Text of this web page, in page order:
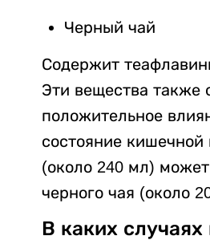
Черный чай
Содержит
Эти вещества также
положительное
состояние
(около 240 мл)
черного чая (около
В каких